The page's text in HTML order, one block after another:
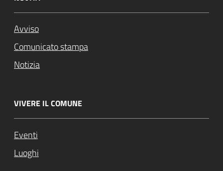
Avviso
Comunicato stampa
Notizia
VIVERE IL COMUNE
Eventi
Luoghi